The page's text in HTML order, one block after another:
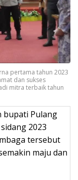
pertama tahun 2023
dan sukses
mitra terbaik tahun
bupati Pulang
2023
tersebut
maju dan